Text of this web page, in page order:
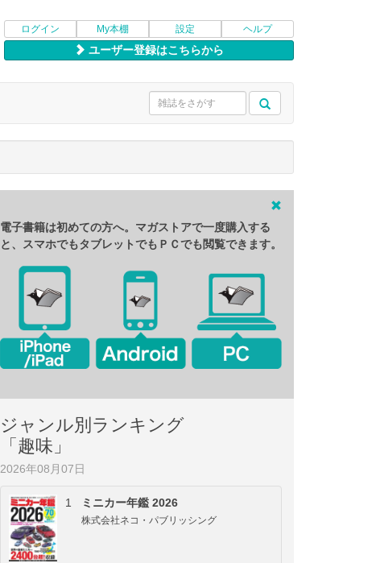
ログイン My本棚 設定 ヘルプ
ユーザー登録はこちらから
電子書籍は初めての方へ。マガストアで一度購入する
と、スマホでもタブレットでもＰＣでも閲覧できます。
ジャンル別ランキング
「趣味」
2026年08月07日
1 ミニカー年鑑 2026
株式会社ネコ・パブリッシング